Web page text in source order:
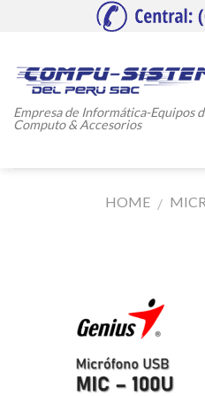
Empresa de Informática-Equipos
Computo & Accesorios
HOME /